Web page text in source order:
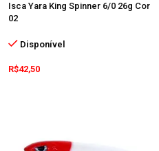
Isca Yara King Spinner 6/0 26g Cor
02
Disponível
R$42,50